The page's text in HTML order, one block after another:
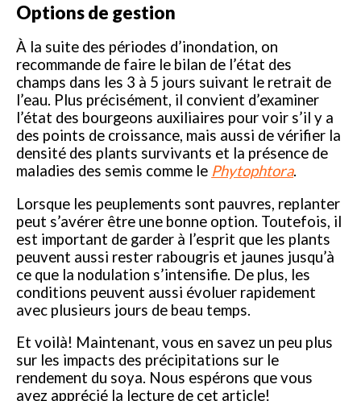
Options de gestion
À la suite des périodes d’inondation, on
recommande de faire le bilan de l’état des
champs dans les 3 à 5 jours suivant le retrait de
l’eau. Plus précisément, il convient d’examiner
l’état des bourgeons auxiliaires pour voir s’il y a
des points de croissance, mais aussi de vérifier la
densité des plants survivants et la présence de
maladies des semis comme le Phytophtora.
Lorsque les peuplements sont pauvres, replanter
peut s’avérer être une bonne option. Toutefois, il
est important de garder à l’esprit que les plants
peuvent aussi rester rabougris et jaunes jusqu’à
ce que la nodulation s’intensifie. De plus, les
conditions peuvent aussi évoluer rapidement
avec plusieurs jours de beau temps.
Et voilà! Maintenant, vous en savez un peu plus
sur les impacts des précipitations sur le
rendement du soya. Nous espérons que vous
avez apprécié la lecture de cet article!